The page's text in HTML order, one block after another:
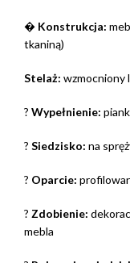
� Konstrukcja:
tkaniną)
Stelaż: wzmocniony
? Wypełnienie:
? Siedzisko: na
? Oparcie:
? Zdobienie:
mebla